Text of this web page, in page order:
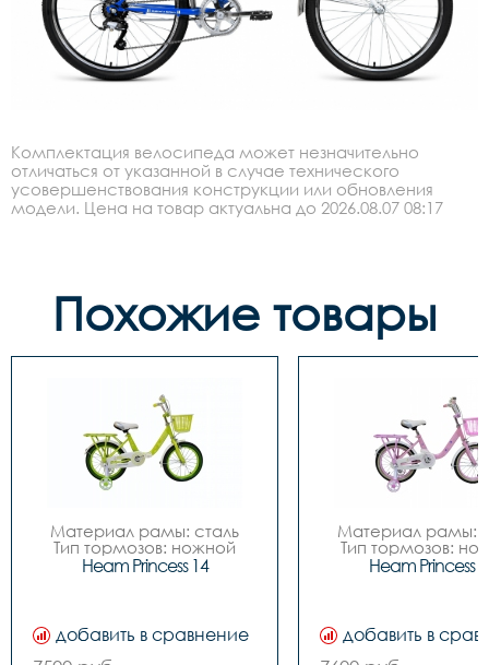
Комплектация велосипеда может незначительно
отличаться от указанной в случае технического
усовершенствования конструкции или обновления
модели. Цена на товар актуальна до 2026.08.07 08:17
Похожие товары
Материал рамы: сталь
Тип тормозов: ножной
Диаметр колес: 14
Задний переключатель
-
Heam Princess 14
добавить в сравнение
Материал рамы:
Тип тормозов:
Диаметр
Задний
-
Heam Princess
добавить в